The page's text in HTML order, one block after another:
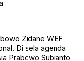
Zidane WEF
Di sela agenda
Prabowo Subianto